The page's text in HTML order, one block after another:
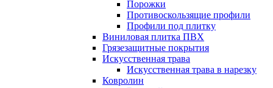
Порожки
Противоскользящие профили
Профили под плитку
Виниловая плитка ПВХ
Грязезащитные покрытия
Искусственная трава
Искусственная трава в нарезку
Ковролин